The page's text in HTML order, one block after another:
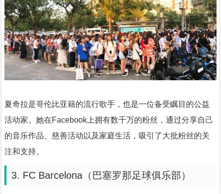
夏奇拉是哥伦比亚籍的流行歌手，也是一位备受瞩目的公益
活动家。她在Facebook上拥有数千万的粉丝，通过分享自己
的音乐作品、慈善活动以及家庭生活，吸引了大批粉丝的关
注和支持。
3. FC Barcelona（巴塞罗那足球俱乐部）